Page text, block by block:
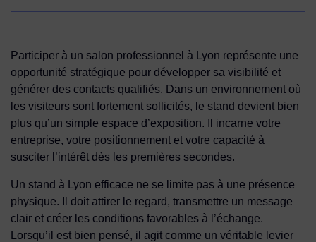
Participer à un salon professionnel à Lyon représente une
opportunité stratégique pour développer sa visibilité et
générer des contacts qualifiés. Dans un environnement où
les visiteurs sont fortement sollicités, le stand devient bien
plus qu’un simple espace d’exposition. Il incarne votre
entreprise, votre positionnement et votre capacité à
susciter l’intérêt dès les premières secondes.
Un stand à Lyon efficace ne se limite pas à une présence
physique. Il doit attirer le regard, transmettre un message
clair et créer les conditions favorables à l’échange.
Lorsqu’il est bien pensé, il agit comme un véritable levier